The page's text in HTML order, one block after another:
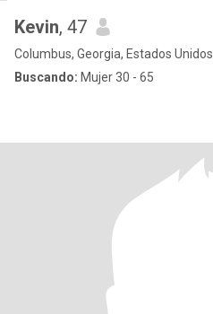
Kevin, 47
Columbus, Georgia, Estados Unidos
Buscando: Mujer 30 - 65